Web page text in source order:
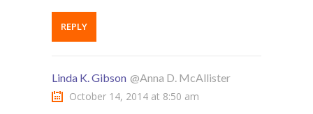
REPLY
Linda K. Gibson @Anna D. McAllister
October 14, 2014 at 8:50 am